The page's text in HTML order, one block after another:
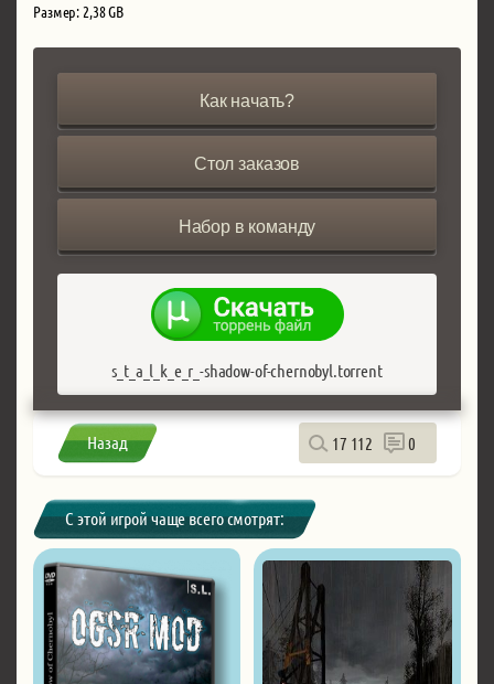
Размер: 2,38 GB
Как начать?
Стол заказов
Набор в команду
s_t_a_l_k_e_r_-shadow-of-chernobyl.torrent
Назад 17 112 0
С этой игрой чаще всего смотрят: